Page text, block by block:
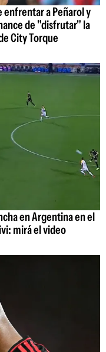
enfrentar a Peñarol y
de "disfrutar" la
City Torque
en Argentina en el
mirá el video